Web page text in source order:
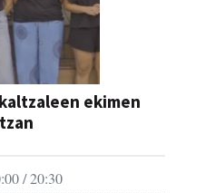
ekimen
/ 20:30